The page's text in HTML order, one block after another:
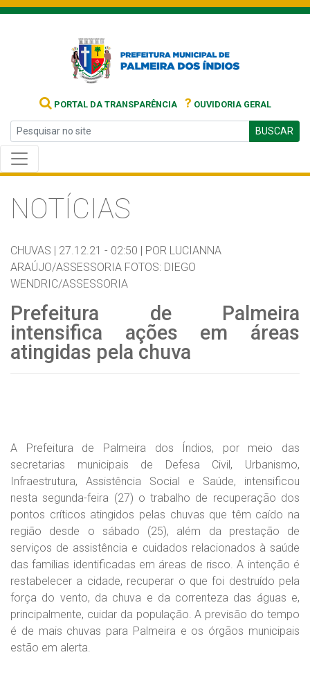
PORTAL DA TRANSPARÊNCIA ? OUVIDORIA GERAL
BUSCAR
NOTÍCIAS
CHUVAS | 27.12.21 - 02:50 | POR LUCIANNA
ARAÚJO/ASSESSORIA FOTOS: DIEGO
WENDRIC/ASSESSORIA
Prefeitura de Palmeira
intensifica ações em áreas
atingidas pela chuva
A Prefeitura de Palmeira dos Índios, por meio das
secretarias municipais de Defesa Civil, Urbanismo,
Infraestrutura, Assistência Social e Saúde, intensificou
nesta segunda-feira (27) o trabalho de recuperação dos
pontos críticos atingidos pelas chuvas que têm caído na
região desde o sábado (25), além da prestação de
serviços de assistência e cuidados relacionados à saúde
das famílias identificadas em áreas de risco. A intenção é
restabelecer a cidade, recuperar o que foi destruído pela
força do vento, da chuva e da correnteza das águas e,
principalmente, cuidar da população. A previsão do tempo
é de mais chuvas para Palmeira e os órgãos municipais
estão em alerta.